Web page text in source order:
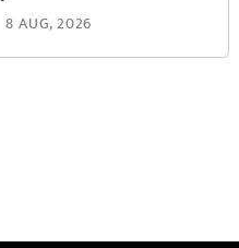
8 AUG, 2026